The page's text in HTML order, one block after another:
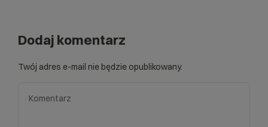
Dodaj komentarz
Twój adres e-mail nie będzie opublikowany.